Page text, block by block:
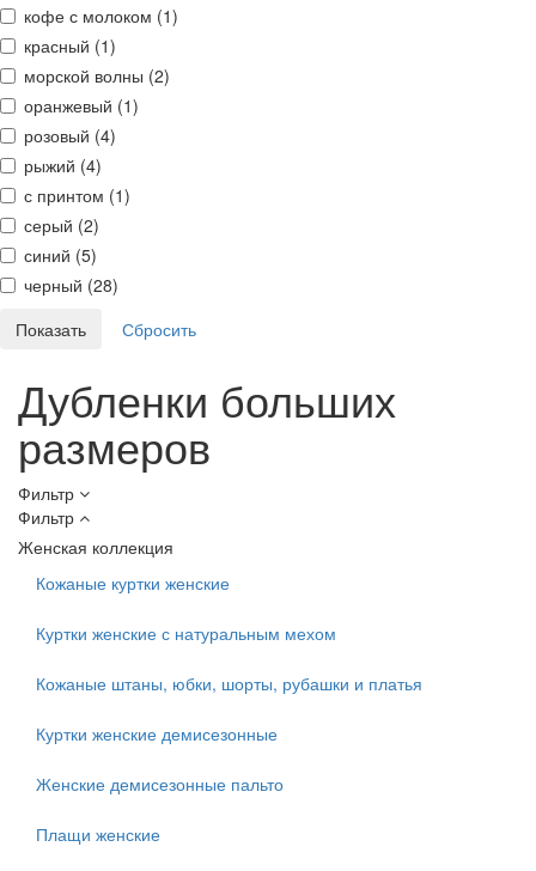
кофе с молоком (1)
красный (1)
морской волны (2)
оранжевый (1)
розовый (4)
рыжий (4)
с принтом (1)
серый (2)
синий (5)
черный (28)
Дубленки больших
размеров
Фильтр
Фильтр
Женская коллекция
Кожаные куртки женские
Куртки женские с натуральным мехом
Кожаные штаны, юбки, шорты, рубашки и платья
Куртки женские демисезонные
Женские демисезонные пальто
Плащи женские